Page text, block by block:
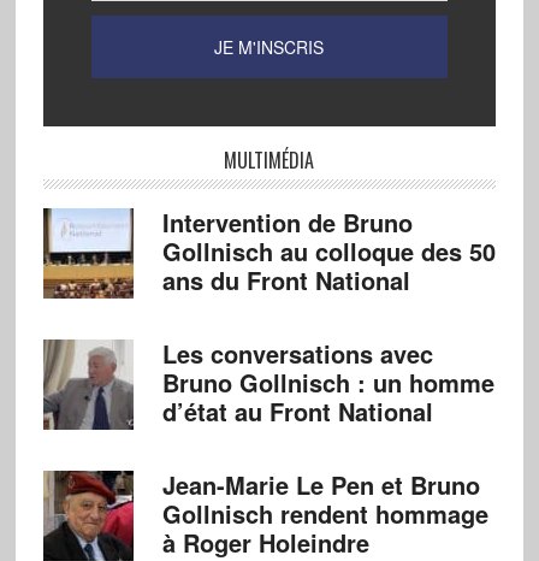
MULTIMÉDIA
Intervention de Bruno
Gollnisch au colloque des 50
ans du Front National
Les conversations avec
Bruno Gollnisch : un homme
d’état au Front National
Jean-Marie Le Pen et Bruno
Gollnisch rendent hommage
à Roger Holeindre